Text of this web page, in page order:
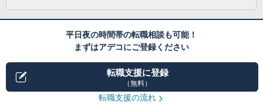
平日夜の時間帯の転職相談も可能！
まずはアデコにご登録ください
転職支援に登録
（無料）
転職支援の流れ